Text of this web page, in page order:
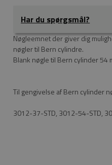
Har du spørgsmål?
Nøgleemnet der giver dig
nøgler til Bern cylindre.
Blank nøgle til Bern cylinder 54
Til gengivelse af Bern cylinder
3012-37-STD, 3012-54-STD,